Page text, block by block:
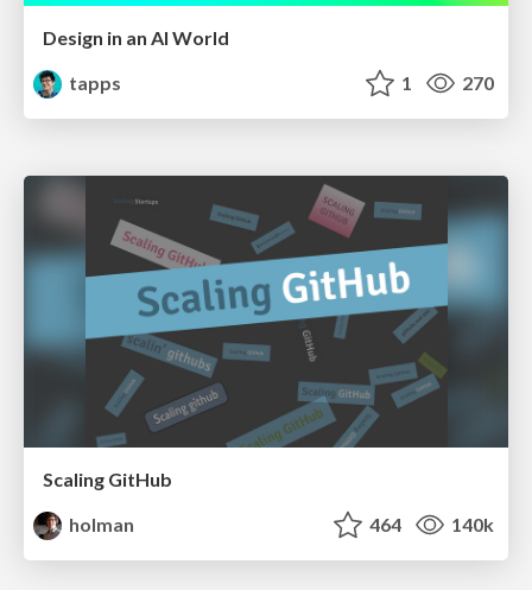
Design in an AI World
tapps
1 270
Scaling GitHub
holman
464 140k